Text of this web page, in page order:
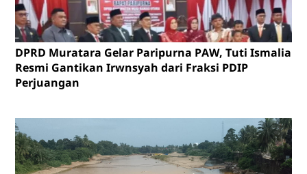
DPRD Muratara Gelar Paripurna PAW, Tuti Ismalia
Resmi Gantikan Irwnsyah dari Fraksi PDIP
Perjuangan